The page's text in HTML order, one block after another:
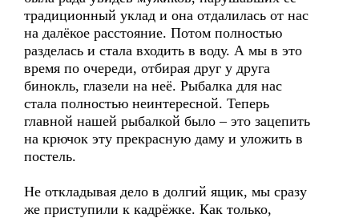
традиционный уклад и она отдалилась от нас
на далёкое расстояние. Потом полностью
разделась и стала входить в воду. А мы в это
время по очереди, отбирая друг у друга
бинокль, глазели на неё. Рыбалка для нас
стала полностью неинтересной. Теперь
главной нашей рыбалкой было – это зацепить
на крючок эту прекрасную даму и уложить в
постель.
Не откладывая дело в долгий ящик, мы сразу
же приступили к кадрёжке. Как только,